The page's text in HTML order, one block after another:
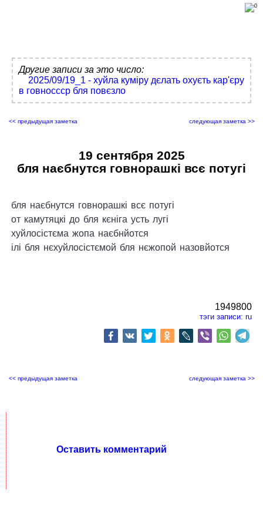
Другие записи за это число:
2025/09/19_1 - хуйла куміру дєлать охуєть кар'єру
в говноссср бля повєзло
<< предыдущая заметка следующая заметка >>
19 сентября 2025
бля наєбнутся говнорашкі всє потугі
бля наєбнутся говнорашкі всє потугі
от камутяцкі до бля кєніга усть лугі
хуйлосістєма жопа наєбнйотся
ілі бля нєхуйлосістємой бля нєжопой назовйотся
1949800
тэги записи: ru
<< предыдущая заметка следующая заметка >>
Оставить комментарий